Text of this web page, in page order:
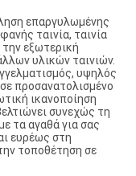
επαργυλωμένης
ταινία, ταινία
εξωτερική
υλικών ταινιών.
υψηλός
προσανατολισμένο
ικανοποίηση
συνεχώς τη
τα αγαθά για σας
ευρέως στη
τοποθέτηση σε